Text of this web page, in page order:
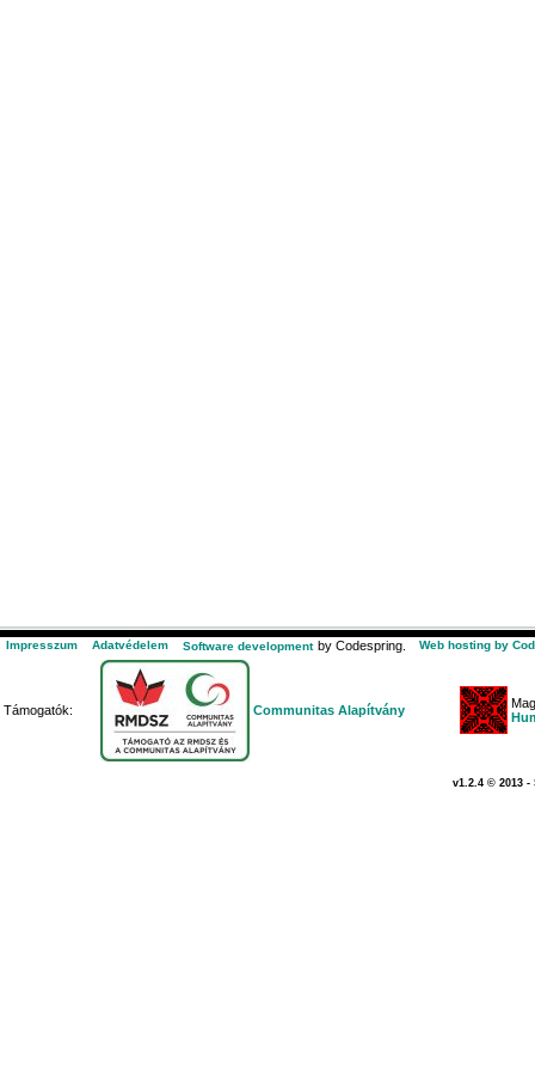
Impresszum Adatvédelem Software development by Codespring. Web hosting by
Támogatók: Communitas Alapítvány
v1.2.4 © 2013